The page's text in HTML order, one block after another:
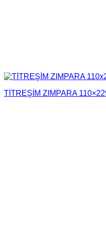
TİTREŞİM ZIMPARA